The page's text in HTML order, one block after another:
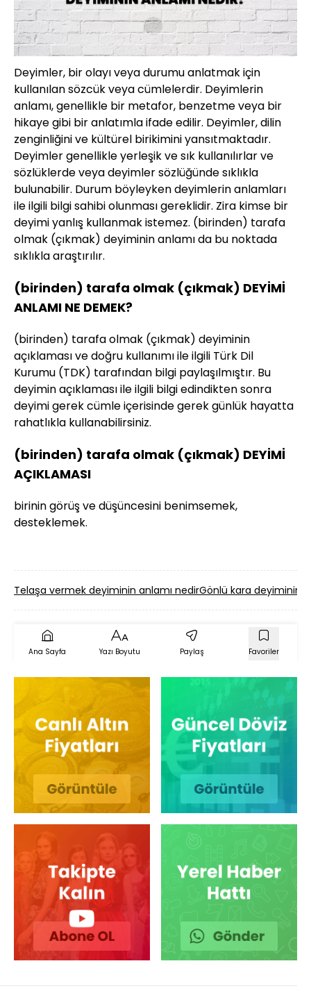
Deyimler, bir olayı veya durumu anlatmak için
kullanılan sözcük veya cümlelerdir. Deyimlerin
anlamı, genellikle bir metafor, benzetme veya bir
hikaye gibi bir anlatımla ifade edilir. Deyimler, dilin
zenginliğini ve kültürel birikimini yansıtmaktadır.
Deyimler genellikle yerleşik ve sık kullanılırlar ve
sözlüklerde veya deyimler sözlüğünde sıklıkla
bulunabilir. Durum böyleyken deyimlerin anlamları
ile ilgili bilgi sahibi olunması gereklidir. Zira kimse bir
deyimi yanlış kullanmak istemez. (birinden) tarafa
olmak (çıkmak) deyiminin anlamı da bu noktada
sıklıkla araştırılır.
(birinden) tarafa olmak (çıkmak) DEYİMİ
ANLAMI NE DEMEK?
(birinden) tarafa olmak (çıkmak) deyiminin
açıklaması ve doğru kullanımı ile ilgili Türk Dil
Kurumu (TDK) tarafından bilgi paylaşılmıştır. Bu
deyimin açıklaması ile ilgili bilgi edindikten sonra
deyimi gerek cümle içerisinde gerek günlük hayatta
rahatlıkla kullanabilirsiniz.
(birinden) tarafa olmak (çıkmak) DEYİMİ
AÇIKLAMASI
birinin görüş ve düşüncesini benimsemek,
desteklemek.
Telaşa vermek deyiminin anlamı nedirGönlü kara deyiminin
Ana Sayfa Yazı Boyutu Paylaş Favoriler